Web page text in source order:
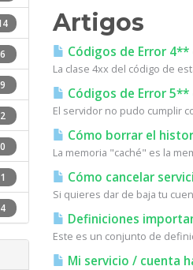
6
9
2
0
1
4
Artigos
Códigos de Error 4**
La clase 4xx del código de
Códigos de Error 5**
El servidor no pudo cumplir
Cómo borrar el
La memoria "caché" es la
Cómo cancelar
Si quieres dar de baja tu
Definiciones
Este es un conjunto de
Mi servicio / cuenta